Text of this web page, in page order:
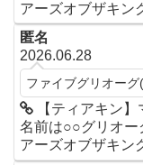
アーズオブザキン
匿名
2026.06.28
ファイブグリオー
【ティアキン
名前は○○グリオー
アーズオブザキン